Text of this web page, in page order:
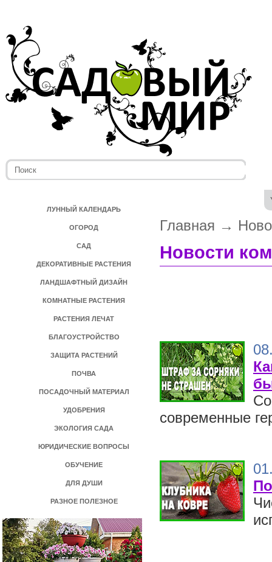
ЛУННЫЙ КАЛЕНДАРЬ
ОГОРОД
САД
ДЕКОРАТИВНЫЕ РАСТЕНИЯ
ЛАНДШАФТНЫЙ ДИЗАЙН
КОМНАТНЫЕ РАСТЕНИЯ
РАСТЕНИЯ ЛЕЧАТ
БЛАГОУСТРОЙСТВО
ЗАЩИТА РАСТЕНИЙ
ПОЧВА
ПОСАДОЧНЫЙ МАТЕРИАЛ
УДОБРЕНИЯ
ЭКОЛОГИЯ САДА
ЮРИДИЧЕСКИЕ ВОПРОСЫ
ОБУЧЕНИЕ
ДЛЯ ДУШИ
РАЗНОЕ ПОЛЕЗНОЕ
Главная →
Новости
современные